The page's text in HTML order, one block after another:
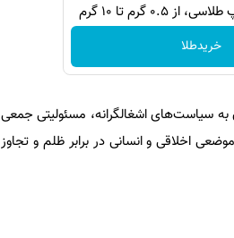
گرم تا ۱۰ گرم
خریدطلا
سیاست‌های اشغالگرانه، مسئولیتی جمعی
اخلاقی و انسانی در برابر ظلم و تجاوز